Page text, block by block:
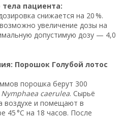
пациента:
снижается на 20 %.
увеличение дозы на
допустимую дозу — 4,0
Порошок Голубой лотос
порошка берут 300
Nymphaea caerulea. Сырьё
и помещают в
45 °C на 18 часов. После